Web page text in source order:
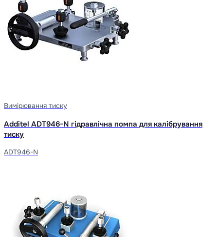
Вимірювання тиску
Additel ADT946-N гідравлічна помпа для калібрування
тиску
ADT946-N